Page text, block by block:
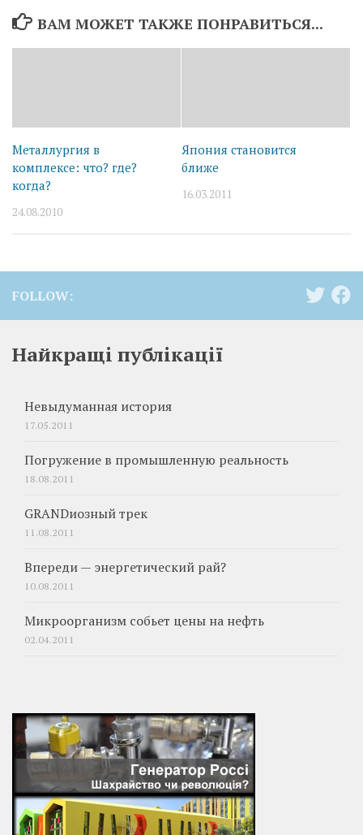
ВАМ МОЖЕТ ТАКЖЕ ПОНРАВИТЬСЯ...
Металлургия в
комплексе: что? где?
когда?
24.08.2010
Япония становится
ближе
16.03.2011
FOLLOW:
Найкращі публікації
Невыдуманная история
17.05.2011
Погружение в промышленную реальность
18.08.2011
GRANDиозный трек
11.08.2011
Впереди — энергетический рай?
10.08.2011
Микроорганизм собьет цены на нефть
02.04.2011